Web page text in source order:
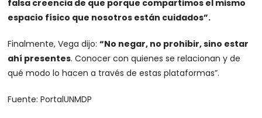
falsa creencia de que porque compartimos el mismo
espacio físico que nosotros están cuidados”.
Finalmente, Vega dijo:“No negar, no prohibir, sino estar
ahí presentes. Conocer con quienes se relacionan y de
qué modo lo hacen a través de estas plataformas”.
Fuente: PortalUNMDP